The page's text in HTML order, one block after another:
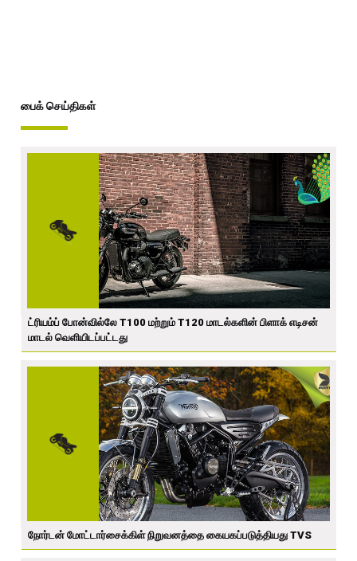
பைக் செய்திகள்
ட்ரியம்ப் போன்வில்லே T100 மற்றும் T120 மாடல்களின் பிளாக் எடிசன்
மாடல் வெளியிடப்பட்டது
நோர்டன் மோட்டார்சைக்கிள் நிறுவனத்தை கையகப்படுத்தியது TVS